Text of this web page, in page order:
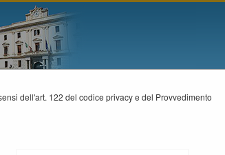
dell'art. 122 del codice privacy e del Provvedimento